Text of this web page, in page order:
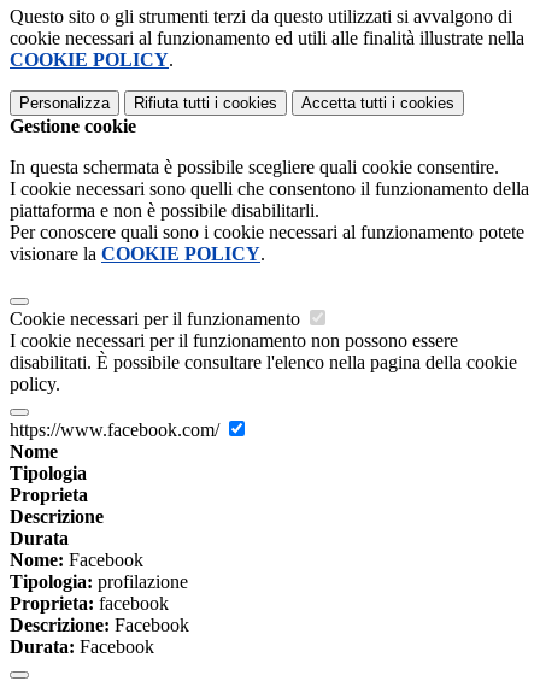
Questo sito o gli strumenti terzi da questo utilizzati si avvalgono di
cookie necessari al funzionamento ed utili alle finalità illustrate nella
COOKIE POLICY.
Personalizza Rifiuta tutti i cookies Accetta tutti i cookies
Gestione cookie
In questa schermata è possibile scegliere quali cookie consentire.
I cookie necessari sono quelli che consentono il funzionamento della
piattaforma e non è possibile disabilitarli.
Per conoscere quali sono i cookie necessari al funzionamento potete
visionare la COOKIE POLICY.
Cookie necessari per il funzionamento
I cookie necessari per il funzionamento non possono essere
disabilitati. È possibile consultare l'elenco nella pagina della cookie
policy.
https://www.facebook.com/
Nome
Tipologia
Proprieta
Descrizione
Durata
Nome: Facebook
Tipologia: profilazione
Proprieta: facebook
Descrizione: Facebook
Durata: Facebook